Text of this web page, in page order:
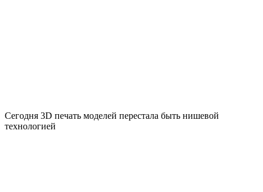
Сегодня 3D печать моделей перестала быть нишевой
технологией